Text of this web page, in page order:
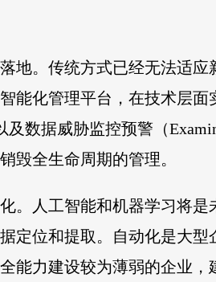
地。传统方式已经无法适
能化管理平台，在技术层面
及数据威胁监控预警（
毁全生命周期的管理。
。人工智能和机器学习将
定位和提取。自动化是大
能力建设较为薄弱的企业